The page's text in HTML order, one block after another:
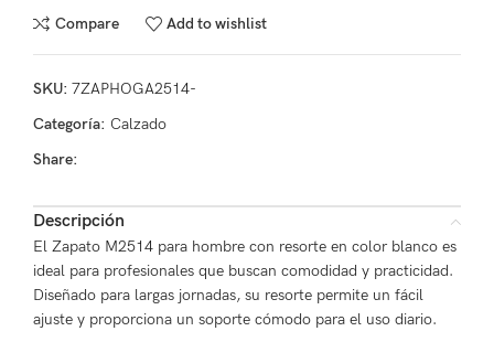
Compare Add to wishlist
SKU: 7ZAPHOGA2514-
Categoría: Calzado
Share:
Descripción
El Zapato M2514 para hombre con resorte en color blanco es
ideal para profesionales que buscan comodidad y practicidad.
Diseñado para largas jornadas, su resorte permite un fácil
ajuste y proporciona un soporte cómodo para el uso diario.